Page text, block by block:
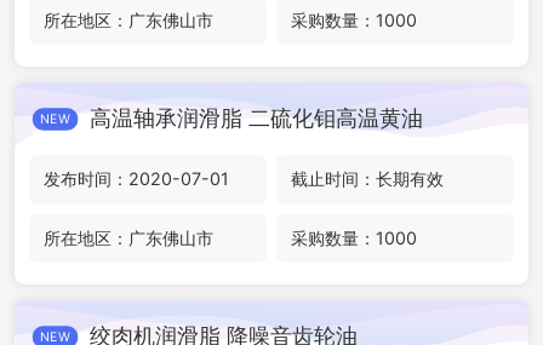
所在地区：广东佛山市 采购数量：1000
NEW 高温轴承润滑脂 二硫化钼高温黄油
发布时间：2020-07-01 截止时间：长期有效
所在地区：广东佛山市 采购数量：1000
NEW 绞肉机润滑脂 降噪音齿轮油